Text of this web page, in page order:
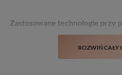
Zastosowane technologie przy
COLD DYED -farbowane
ROZWIŃ CAŁY